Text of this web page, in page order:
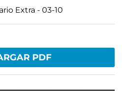
PDF